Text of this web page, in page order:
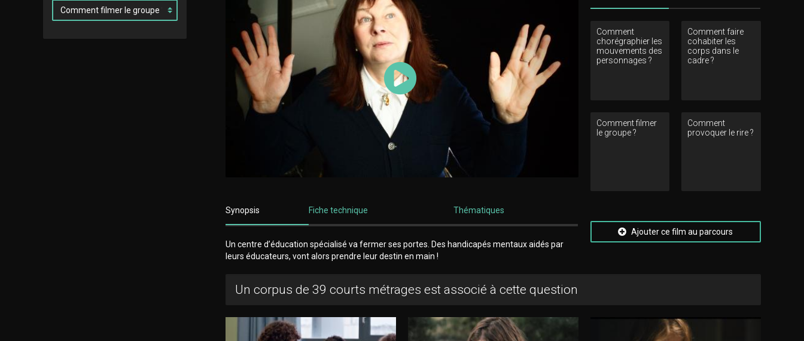
Lancer la vidéo
Synopsis Fiche technique Thématiques
Un centre d’éducation spécialisé va fermer ses portes. Des handicapés mentaux aidés par
leurs éducateurs, vont alors prendre leur destin en main !
Comment
chorégraphier les
mouvements des
personnages ?
Comment faire
cohabiter les
corps dans le
cadre ?
Comment filmer
le groupe ?
Comment
provoquer le rire ?
Ajouter ce film au parcours
Un corpus de 39 courts métrages est associé à cette question